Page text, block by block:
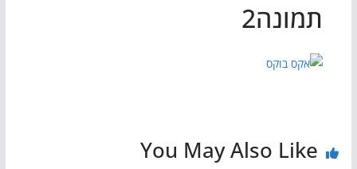
תמונה2
You May Also Like